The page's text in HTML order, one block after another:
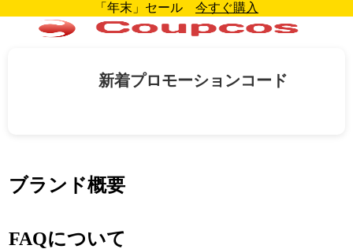
「年末」セール 今すぐ購入
新着プロモーションコード
ブランド概要
FAQについて